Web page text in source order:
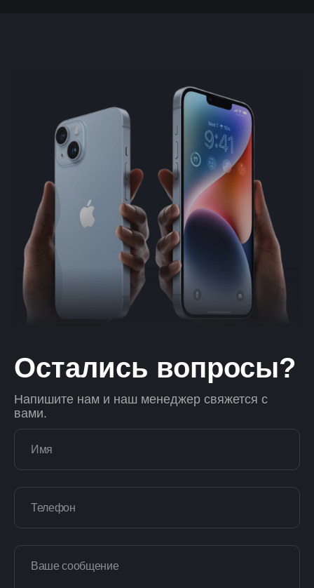
Остались вопросы?
Напишите нам и наш менеджер свяжется с
вами.
Имя
Телефон
Ваше сообщение